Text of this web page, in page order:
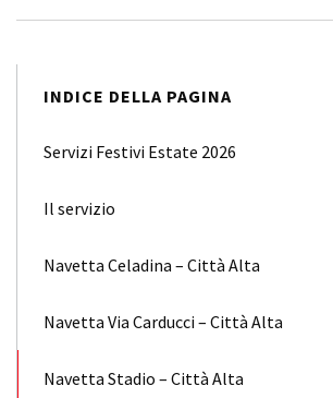
INDICE DELLA PAGINA
Servizi Festivi Estate 2026
Il servizio
Navetta Celadina – Città Alta
Navetta Via Carducci – Città Alta
Navetta Stadio – Città Alta